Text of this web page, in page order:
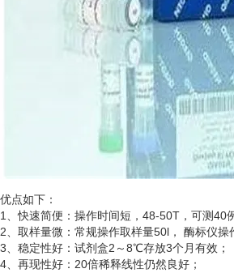
优点如下：
1、快速简便：操作时间短，48-50T，可测40
2、取样量微：常规操作取样量50l， 酶标仪
3、稳定性好：试剂盒2～8℃存放3个月有效；
4、再现性好：20倍稀释线性仍然良好；